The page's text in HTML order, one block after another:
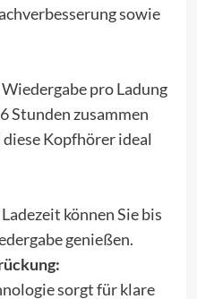
sowie
pro Ladung
Stunden zusammen
diese Kopfhörer ideal
können Sie bis
genießen.
sorgt für klare